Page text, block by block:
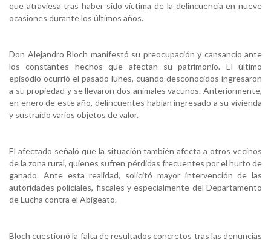
que atraviesa tras haber sido víctima de la delincuencia en nueve
ocasiones durante los últimos años.
Don Alejandro Bloch manifestó su preocupación y cansancio ante
los constantes hechos que afectan su patrimonio. El último
episodio ocurrió el pasado lunes, cuando desconocidos ingresaron
a su propiedad y se llevaron dos animales vacunos. Anteriormente,
en enero de este año, delincuentes habían ingresado a su vivienda
y sustraído varios objetos de valor.
El afectado señaló que la situación también afecta a otros vecinos
de la zona rural, quienes sufren pérdidas frecuentes por el hurto de
ganado. Ante esta realidad, solicitó mayor intervención de las
autoridades policiales, fiscales y especialmente del Departamento
de Lucha contra el Abigeato.
Bloch cuestionó la falta de resultados concretos tras las denuncias